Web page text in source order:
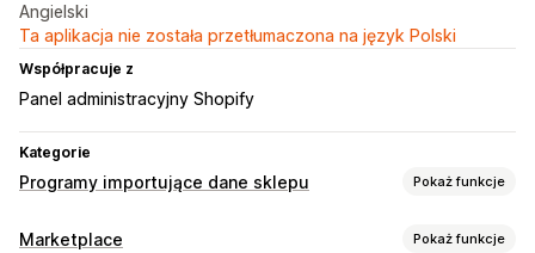
Angielski
Ta aplikacja nie została przetłumaczona na język Polski
Współpracuje z
Panel administracyjny Shopify
Kategorie
Programy importujące dane sklepu Pokaż funkcje
Synchronizacja danych
Marketplace Pokaż funkcje